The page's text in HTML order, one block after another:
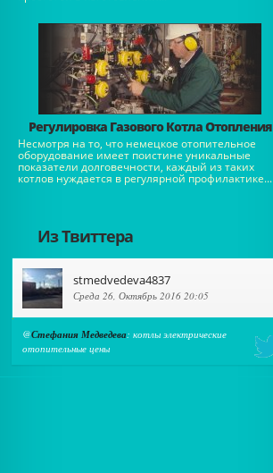
Регулировка Газового Котла Отопления
Несмотря на то, что немецкое отопительное
оборудование имеет поистине уникальные
показатели долговечности, каждый из таких
котлов нуждается в регулярной профилактике...
Из Твиттера
stmedvedeva4837
Среда 26, Октябрь 2016 20:05
@Стефания Медведева: котлы электрические
отопительные цены